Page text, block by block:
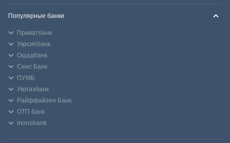
Популярные банки
Приватбанк
Укрсиббанк
Ощадбанк
Сенс Банк
ПУМБ
Укргазбанк
Райффайзен Банк
ОТП банк
monobank